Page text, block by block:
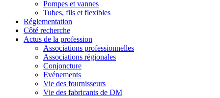
Pompes et vannes
Tubes, fils et flexibles
Réglementation
Côté recherche
Actus de la profession
Associations professionnelles
Associations régionales
Conjoncture
Evénements
Vie des fournisseurs
Vie des fabricants de DM